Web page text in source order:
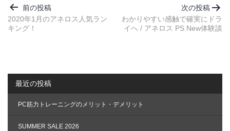
稿
ナ
ビ
シ
ョ
ン
前の投稿
2020年1月のアネロス人気ラン
キング！
次の投稿
わかりやすい感触で確実にドラ
イへ / アネロス PS New体験談
最近の投稿
PC筋力トレーニングのメリット・デメリット
SUMMER SALE 2026